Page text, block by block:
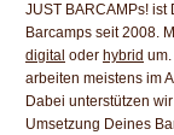
JUST BARCAMPs!
Barcamps seit 2008.
digital oder hybrid
arbeiten meistens im
Dabei unterstützen
Umsetzung Deines